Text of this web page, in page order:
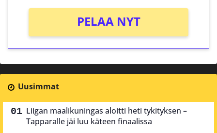
PELAA NYT
Uusimmat
Liigan maalikuningas aloitti heti tykityksen –
Tapparalle jäi luu käteen finaalissa